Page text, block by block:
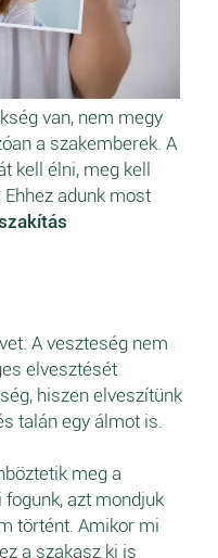
van, nem megy
a szakemberek. A
kell élni, meg kell
adunk most
A veszteség nem
elvesztését
hiszen elveszítünk
talán egy álmot is.
meg a
azt mondjuk
történt. Amikor mi
a szakasz ki is